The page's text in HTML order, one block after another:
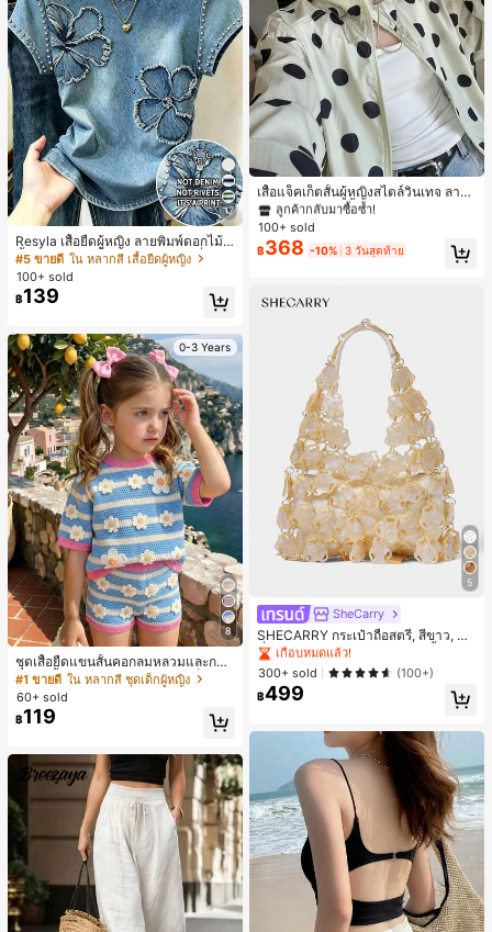
17
Resyla เสื้อยืดผู้หญิง ลายพิมพ์ดอกไม้สี
น้ำเงินวินเทจ เสื้อสำหรับออกไปเที่ยวฤ
ดูร้อน ดีไซน์กราฟิก สบายๆ อเนกประสง
ค์ สวมใส่ประจำวัน กลางแจ้ง ช้อปปิ้ง ท่
องเที่ยวกลางแจ้ง
#5 ขายดี ใน หลากสี เสื้อยืดผู้หญิง
100+ sold
฿139
0-3 Years
8
ชุดเสื้อยืดแขนสั้นคอกลมหลวมและกาง
เกงขาสั้นไบค์เกอร์รัดรูปสำหรับเด็กผู้ห
ญิง สไตล์มินิมอล เหมาะสำหรับฤดูใบไ
ม้ผลิและฤดูร้อน
#1 ขายดี ใน หลากสี ชุดเด็กผู้หญิง
60+ sold
฿119
เสื้อแจ็คเก็ตสั้นผู้หญิงสไตล์วินเทจ ลายจุ
ดขนาดใหญ่ คอตั้ง เอวเข้ารูป แขนพอง
ทรงหลวม แฟชั่นอเนกประสงค์ สำหรับใ
ส่ประจำวันและไปเที่ยวพักผ่อน
#1 ขายดี
ใน กระเป๋า เสื้อคลุมลำลอง
ลูกค้ากลับมาซื้อซ้ำ!
#1 ขายดี ใน กระเป๋า เสื้อคลุมลำลอง
ลูกค้ากลับมาซื้อซ้ำ!
#1 ขายดี ใน กระเป๋า เสื้อคลุมลำลอง
ลูกค้ากลับมาซื้อซ้ำ!
#1 ขายดี ใน กระเป๋า เสื้อคลุมลำลอง
100+ sold
฿368 -10% 3 วันสุดท้าย
5
SheCarry
SHECARRY กระเป๋าถือสตรี, สีขาว, แฟ
ชั่น, สง่างาม, วันหยุด, งานปาร์ตี้
#1 ขายดี
เกือบหมดแล้ว!
#1 ขายดี
เกือบหมดแล้ว!
#1 ขายดี
เกือบหมดแล้ว!
#1 ขายดี
ใน บรรยากาศฤดูร้อน กระเป๋าหูหิ้วด้านบนผู้หญิง
300+ sold (100+)
฿499